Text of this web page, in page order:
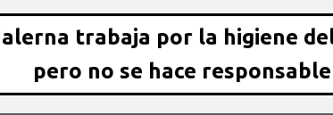
trabaja por la higiene
pero no se hace